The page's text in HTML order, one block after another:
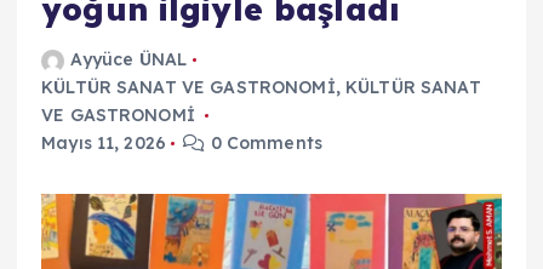
yoğun ilgiyle başladı
Ayyüce ÜNAL
KÜLTÜR SANAT VE GASTRONOMİ, KÜLTÜR SANAT
VE GASTRONOMİ
Mayıs 11, 2026
0 Comments